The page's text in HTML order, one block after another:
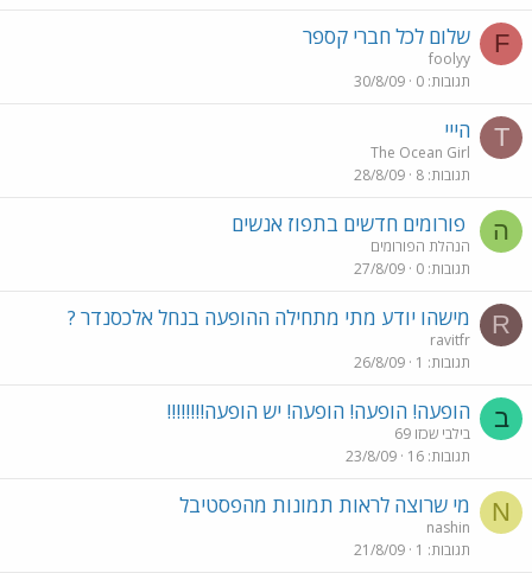
F שלום לכל חברי קספר
foolyy
תגובות 0
30/8/09
T הייי
The Ocean Girl
תגובות 8
28/8/09
ה פורומים חדשים בתפוז אנשים
הנהלת הפורומים
תגובות 0
27/8/09
R מישהו יודע מתי מתחילה ההופעה בנחל אלכסנדר ?
ravitfr
תגובות 1
26/8/09
ב הופעה! הופעה! הופעה! יש הופעה!!!!!!!!
בילבי שכזו 69
תגובות 16
23/8/09
N מי שרוצה לראות תמונות מהפסטיבל
nashin
תגובות 1
21/8/09